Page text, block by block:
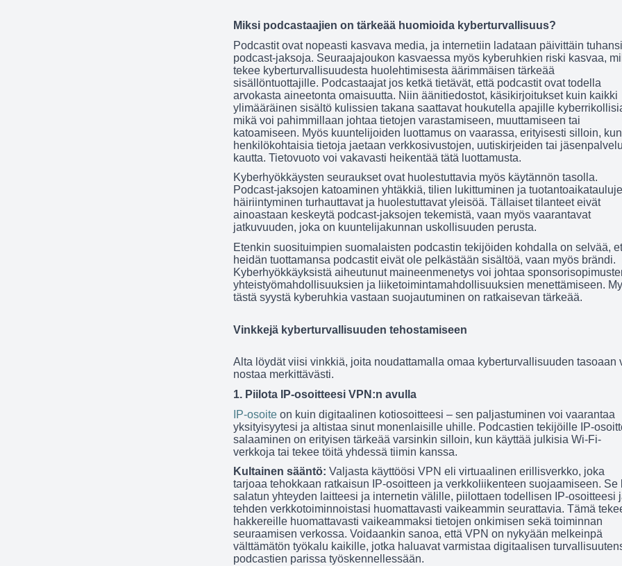
Miksi podcastaajien on tärkeää huomioida kyberturvallisuus?
Podcastit ovat nopeasti kasvava media, ja internetiin ladataan päivittäin
podcast-jaksoja. Seuraajajoukon kasvaessa myös kyberuhkien riski kasvaa,
tekee kyberturvallisuudesta huolehtimisesta äärimmäisen tärkeää
sisällöntuottajille. Podcastaajat jos ketkä tietävät, että podcastit ovat todella
arvokasta aineetonta omaisuutta. Niin äänitiedostot, käsikirjoitukset kuin kaikki
ylimääräinen sisältö kulissien takana saattavat houkutella apajille
mikä voi pahimmillaan johtaa tietojen varastamiseen, muuttamiseen tai
katoamiseen. Myös kuuntelijoiden luottamus on vaarassa, erityisesti silloin, kun
henkilökohtaisia tietoja jaetaan verkkosivustojen, uutiskirjeiden tai
kautta. Tietovuoto voi vakavasti heikentää tätä luottamusta.
Kyberhyökkäysten seuraukset ovat huolestuttavia myös käytännön tasolla.
Podcast-jaksojen katoaminen yhtäkkiä, tilien lukittuminen ja
häiriintyminen turhauttavat ja huolestuttavat yleisöä. Tällaiset tilanteet eivät
ainoastaan keskeytä podcast-jaksojen tekemistä, vaan myös vaarantavat
jatkuvuuden, joka on kuuntelijakunnan uskollisuuden perusta.
Etenkin suosituimpien suomalaisten podcastin tekijöiden kohdalla on selvää,
heidän tuottamansa podcastit eivät ole pelkästään sisältöä, vaan myös brändi.
Kyberhyökkäyksistä aiheutunut maineenmenetys voi johtaa
yhteistyömahdollisuuksien ja liiketoimintamahdollisuuksien menettämiseen.
tästä syystä kyberuhkia vastaan suojautuminen on ratkaisevan tärkeää.
Vinkkejä kyberturvallisuuden tehostamiseen
Alta löydät viisi vinkkiä, joita noudattamalla omaa kyberturvallisuuden tasoaan
nostaa merkittävästi.
1. Piilota IP-osoitteesi VPN:n avulla
IP-osoite on kuin digitaalinen kotiosoitteesi – sen paljastuminen voi vaarantaa
yksityisyytesi ja altistaa sinut monenlaisille uhille. Podcastien tekijöille IP-
salaaminen on erityisen tärkeää varsinkin silloin, kun käyttää julkisia Wi-Fi-
verkkoja tai tekee töitä yhdessä tiimin kanssa.
Kultainen sääntö: Valjasta käyttöösi VPN eli virtuaalinen erillisverkko, joka
tarjoaa tehokkaan ratkaisun IP-osoitteen ja verkkoliikenteen suojaamiseen. Se
salatun yhteyden laitteesi ja internetin välille, piilottaen todellisen IP-osoitteesi
tehden verkkotoiminnoistasi huomattavasti vaikeammin seurattavia. Tämä
hakkereille huomattavasti vaikeammaksi tietojen onkimisen sekä toiminnan
seuraamisen verkossa. Voidaankin sanoa, että VPN on nykyään melkeinpä
välttämätön työkalu kaikille, jotka haluavat varmistaa digitaalisen
podcastien parissa työskennellessään.